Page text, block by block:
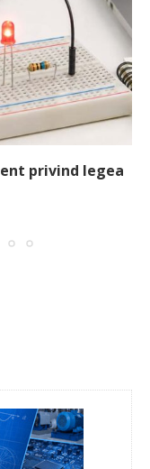
privind legea